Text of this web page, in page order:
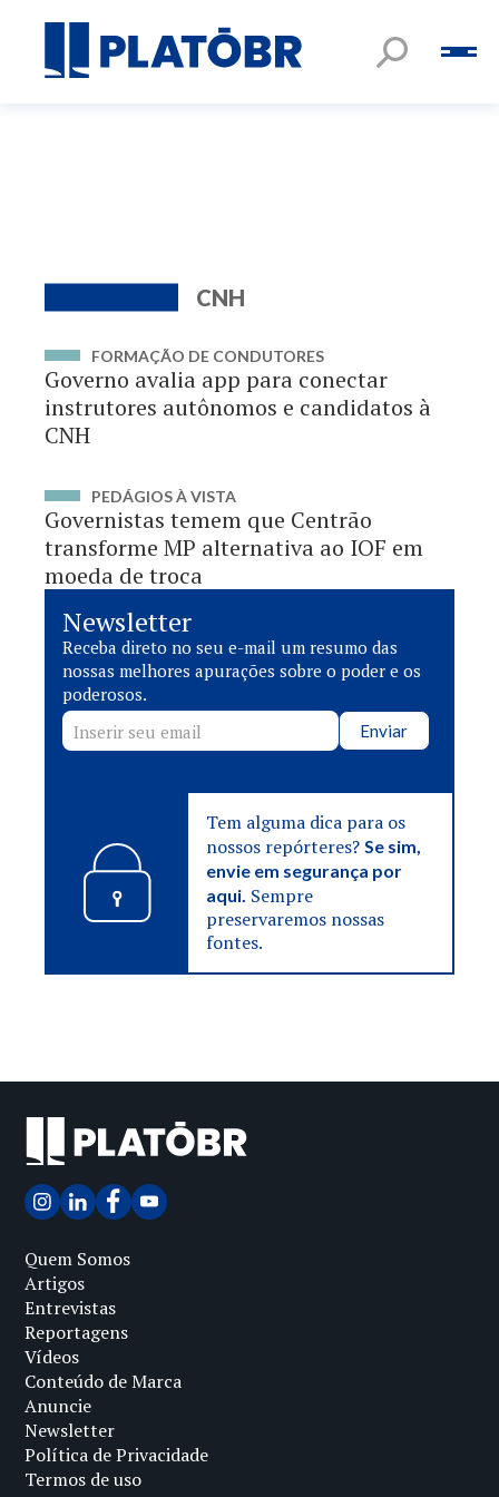
CNH
FORMAÇÃO DE CONDUTORES
Governo avalia app para conectar
instrutores autônomos e candidatos à
CNH
PEDÁGIOS À VISTA
Governistas temem que Centrão
transforme MP alternativa ao IOF em
moeda de troca
Newsletter
Receba direto no seu e-mail um resumo das
nossas melhores apurações sobre o poder e os
poderosos.
Enviar
Tem alguma dica para os
nossos repórteres?Se sim,
envie em segurança por
aqui. Sempre
preservaremos nossas
fontes.
Quem Somos
Artigos
Entrevistas
Reportagens
Vídeos
Conteúdo de Marca
Anuncie
Newsletter
Política de Privacidade
Termos de uso